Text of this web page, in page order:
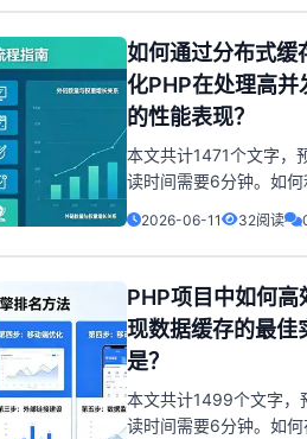
用户访问网站时,CDN会
条件从离用户最近的节
从而降较低了数据传输
并提升了加载速度.前端
件的优化是提升网站
如何通过分布式缓
化PHP在处理高并
的性能表现？
本文共计1471个文字，
读时间需要6分钟。如何
分布式缓存提升PHP高
理速度？在当今互联网
高并发是一个常见问题
户数量增加时，网站或
序面临的挑战也越来越
PHP作为一种广泛使用
器端脚本语言，是提升
2026-06-11 32阅读
PHP项目中如何高
现数据缓存的最佳
是？
本文共计1499个文字，
读时间需要6分钟。如何